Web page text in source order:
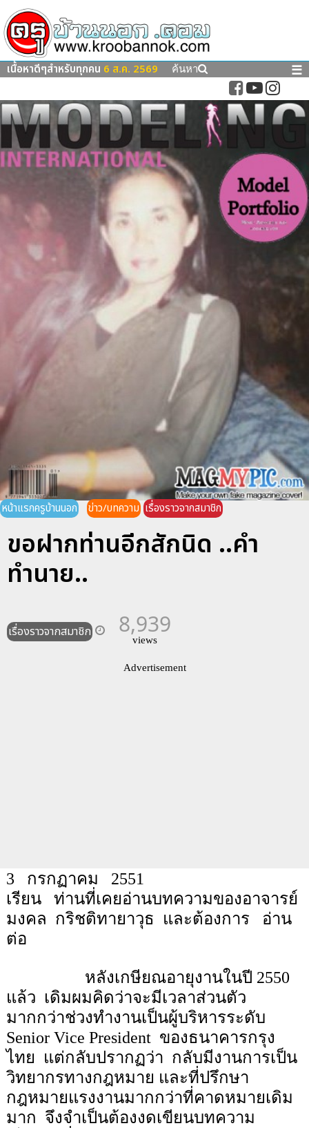
เนื้อหาดีๆสำหรับทุกคน 6 ส.ค. 2569 ค้นหา ☰
หน้าแรกครูบ้านนอก ข่าว/บทความ เรื่องราวจากสมาชิก
ขอฝากท่านอีกสักนิด ..คำ
ทำนาย..
เรื่องราวจากสมาชิก 8,939
views
Advertisement
3 กรกฏาคม
2551
เรียน
ท่านที่เคยอ่านบทความของอาจารย์
มงคล กริชติทายาวุธ และต้องการ
อ่าน
ต่อ
หลังเกษียณอายุงานในปี 2550
แล้ว เดิมผมคิดว่าจะมีเวลาส่วนตัว
มากกว่าช่วงทำงานเป็นผู้บริหารระดับ
Senior Vice President ของธนาคารกรุง
ไทย
แต่กลับปรากฏว่า กลับมีงานการเป็น
วิทยากรทางกฎหมาย และที่ปรึกษา
กฎหมายแรงงานมากกว่าที่คาดหมายเดิม
มาก จึงจำเป็นต้องงดเขียนบทความ